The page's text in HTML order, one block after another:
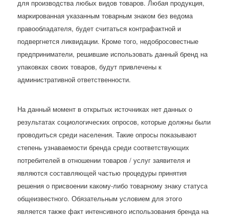
для производства любых видов товаров. Любая продукция,
маркированная указанным товарным знаком без ведома
правообладателя, будет считаться контрафактной и
подвергнется ликвидации. Кроме того, недобросовестные
предприниматели, решившие использовать данный бренд на
упаковках своих товаров, будут привлечены к
административной ответственности.
На данный момент в открытых источниках нет данных о
результатах социологических опросов, которые должны были
проводиться среди населения. Такие опросы показывают
степень узнаваемости бренда среди соответствующих
потребителей в отношении товаров / услуг заявителя и
являются составляющей частью процедуры принятия
решения о присвоении какому-либо товарному знаку статуса
общеизвестного. Обязательным условием для этого
является также факт интенсивного использования бренда на